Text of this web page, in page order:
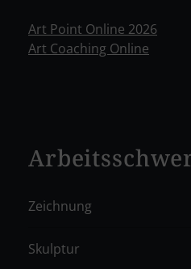
Art Point Online 2026
Art Coaching Online
Zeichnung
Skulptur